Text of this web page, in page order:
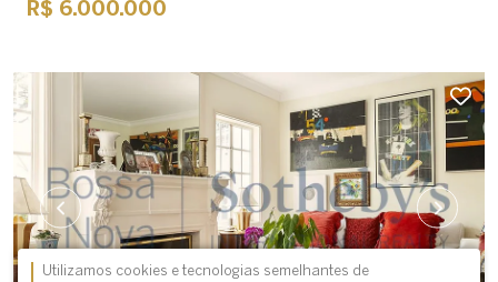
Utilizamos cookies e tecnologias semelhantes de
R$ 6.000.000